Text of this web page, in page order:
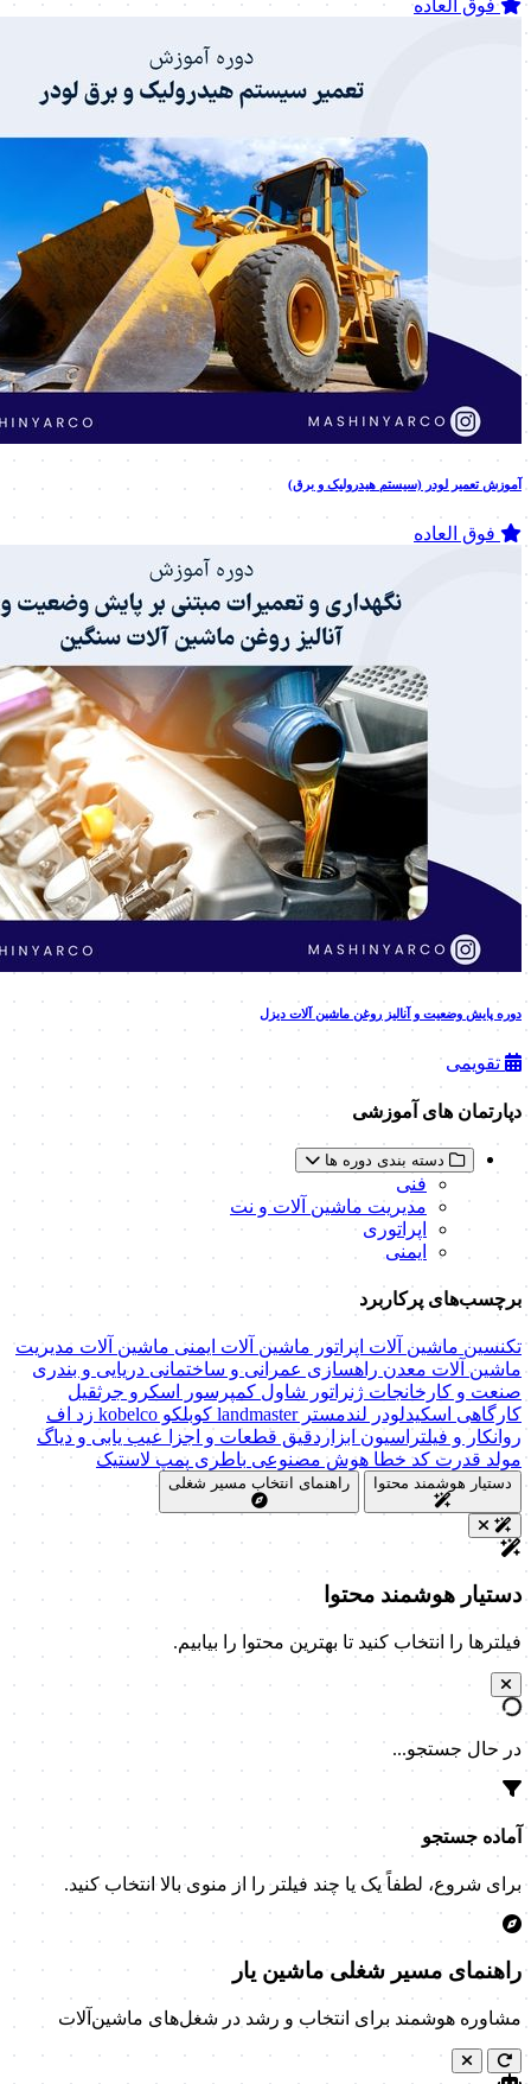
فوق العاده
آموزش تعمیر لودر (سیستم هیدرولیک و برق)
فوق العاده
دوره پایش وضعیت و آنالیز روغن ماشین آلات دیزل
تقویمی
دپارتمان های آموزشی
دسته بندی دوره ها
فنی
مدیریت ماشین آلات و نت
اپراتوری
ایمنی
برچسب‌های پرکاربرد
تکنسین ماشین آلات اپراتور ماشین آلات ایمنی ماشین آلات مدیریت
ماشین آلات معدن راهسازی عمرانی و ساختمانی دریایی و بندری
صنعت و کارخانجات ژنراتور شاول کمپرسور اسکرو جرثقیل
کارگاهی اسکیدلودر لندمسترlandmaster کوبلکو kobelco زد اف
روانکار و فیلتراسیونابزاردقیق قطعات و اجزا
عیب یابی و دیاگ
مولد قدرت کد خطا هوش مصنوعی باطری پمپ لاستیک
دستیار هوشمند محتوا راهنمای انتخاب مسیر شغلی
دستیار هوشمند محتوا
فیلترها را انتخاب کنید تا بهترین محتوا را بیابیم.
در حال جستجو...
آماده جستجو
برای شروع، لطفاً یک یا چند فیلتر را از منوی بالا انتخاب کنید.
راهنمای مسیر شغلی ماشین یار
مشاوره هوشمند برای انتخاب و رشد در شغل‌های ماشین‌آلات